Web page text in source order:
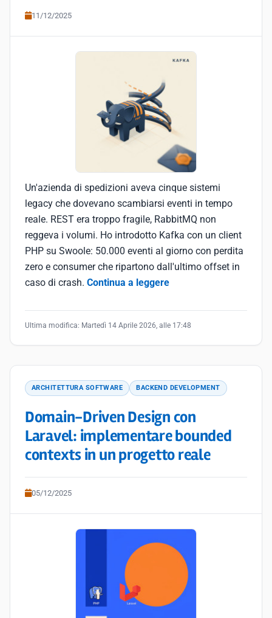
11/12/2025
Un'azienda di spedizioni aveva cinque sistemi
legacy che dovevano scambiarsi eventi in tempo
reale. REST era troppo fragile, RabbitMQ non
reggeva i volumi. Ho introdotto Kafka con un client
PHP su Swoole: 50.000 eventi al giorno con perdita
zero e consumer che ripartono dall'ultimo offset in
caso di crash. Continua a leggere
Ultima modifica: Martedì 14 Aprile 2026, alle 17:48
ARCHITETTURA SOFTWARE BACKEND DEVELOPMENT
Domain-Driven Design con
Laravel: implementare bounded
contexts in un progetto reale
05/12/2025